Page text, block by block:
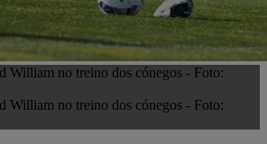
William no treino dos cónegos - Foto:
William no treino dos cónegos - Foto: